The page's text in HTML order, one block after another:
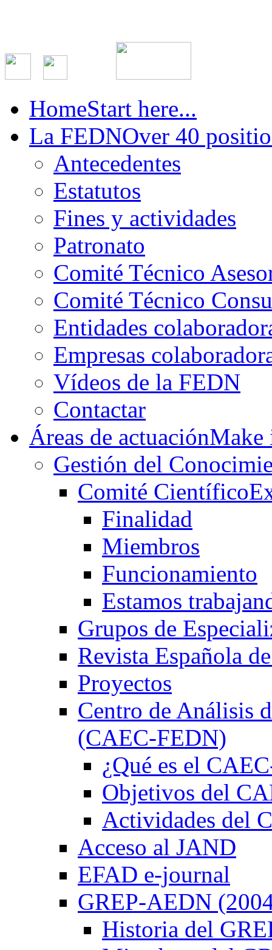
HomeStart here...
La FEDNOver 40
Antecedentes
Estatutos
Fines y actividades
Patronato
Comité Técnico
Comité Técnico
Entidades
Empresas
Vídeos de la FEDN
Contactar
Áreas de actuación
Gestión del
Comité Científico
Finalidad
Miembros
Funcionamiento
Estamos
Grupos de
Revista Española
Proyectos
Centro de Análisis
(CAEC-FEDN)
¿Qué es el
Objetivos del
Actividades del
Acceso al JAND
EFAD e-journal
GREP-AEDN
Historia del